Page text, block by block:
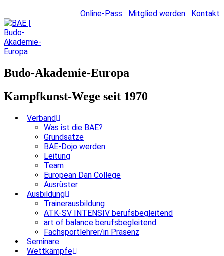
Online-Pass Mitglied werden Kontakt
Budo-Akademie-Europa
Kampfkunst-Wege seit 1970
Verband
Was ist die BAE?
Grundsätze
BAE-Dojo werden
Leitung
Team
European Dan College
Ausrüster
Ausbildung
Trainerausbildung
ATK-SV INTENSIV berufsbegleitend
art of balance berufsbegleitend
Fachsportlehrer/in Präsenz
Seminare
Wettkämpfe